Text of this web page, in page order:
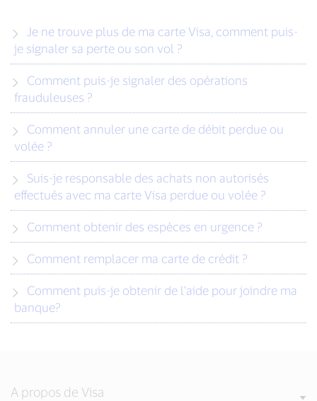
je signaler sa perte ou son vol ?
frauduleuses ?
volée ?
effectués avec ma carte Visa perdue ou volée ?
Comment obtenir des espèces en urgence ?
Comment remplacer ma carte de crédit ?
banque?
A propos de Visa